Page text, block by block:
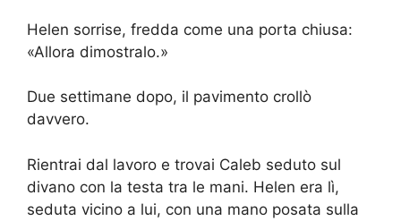
Helen sorrise, fredda come una porta chiusa:
«Allora dimostralo.»
Due settimane dopo, il pavimento crollò
davvero.
Rientrai dal lavoro e trovai Caleb seduto sul
divano con la testa tra le mani. Helen era lì,
seduta vicino a lui, con una mano posata sulla